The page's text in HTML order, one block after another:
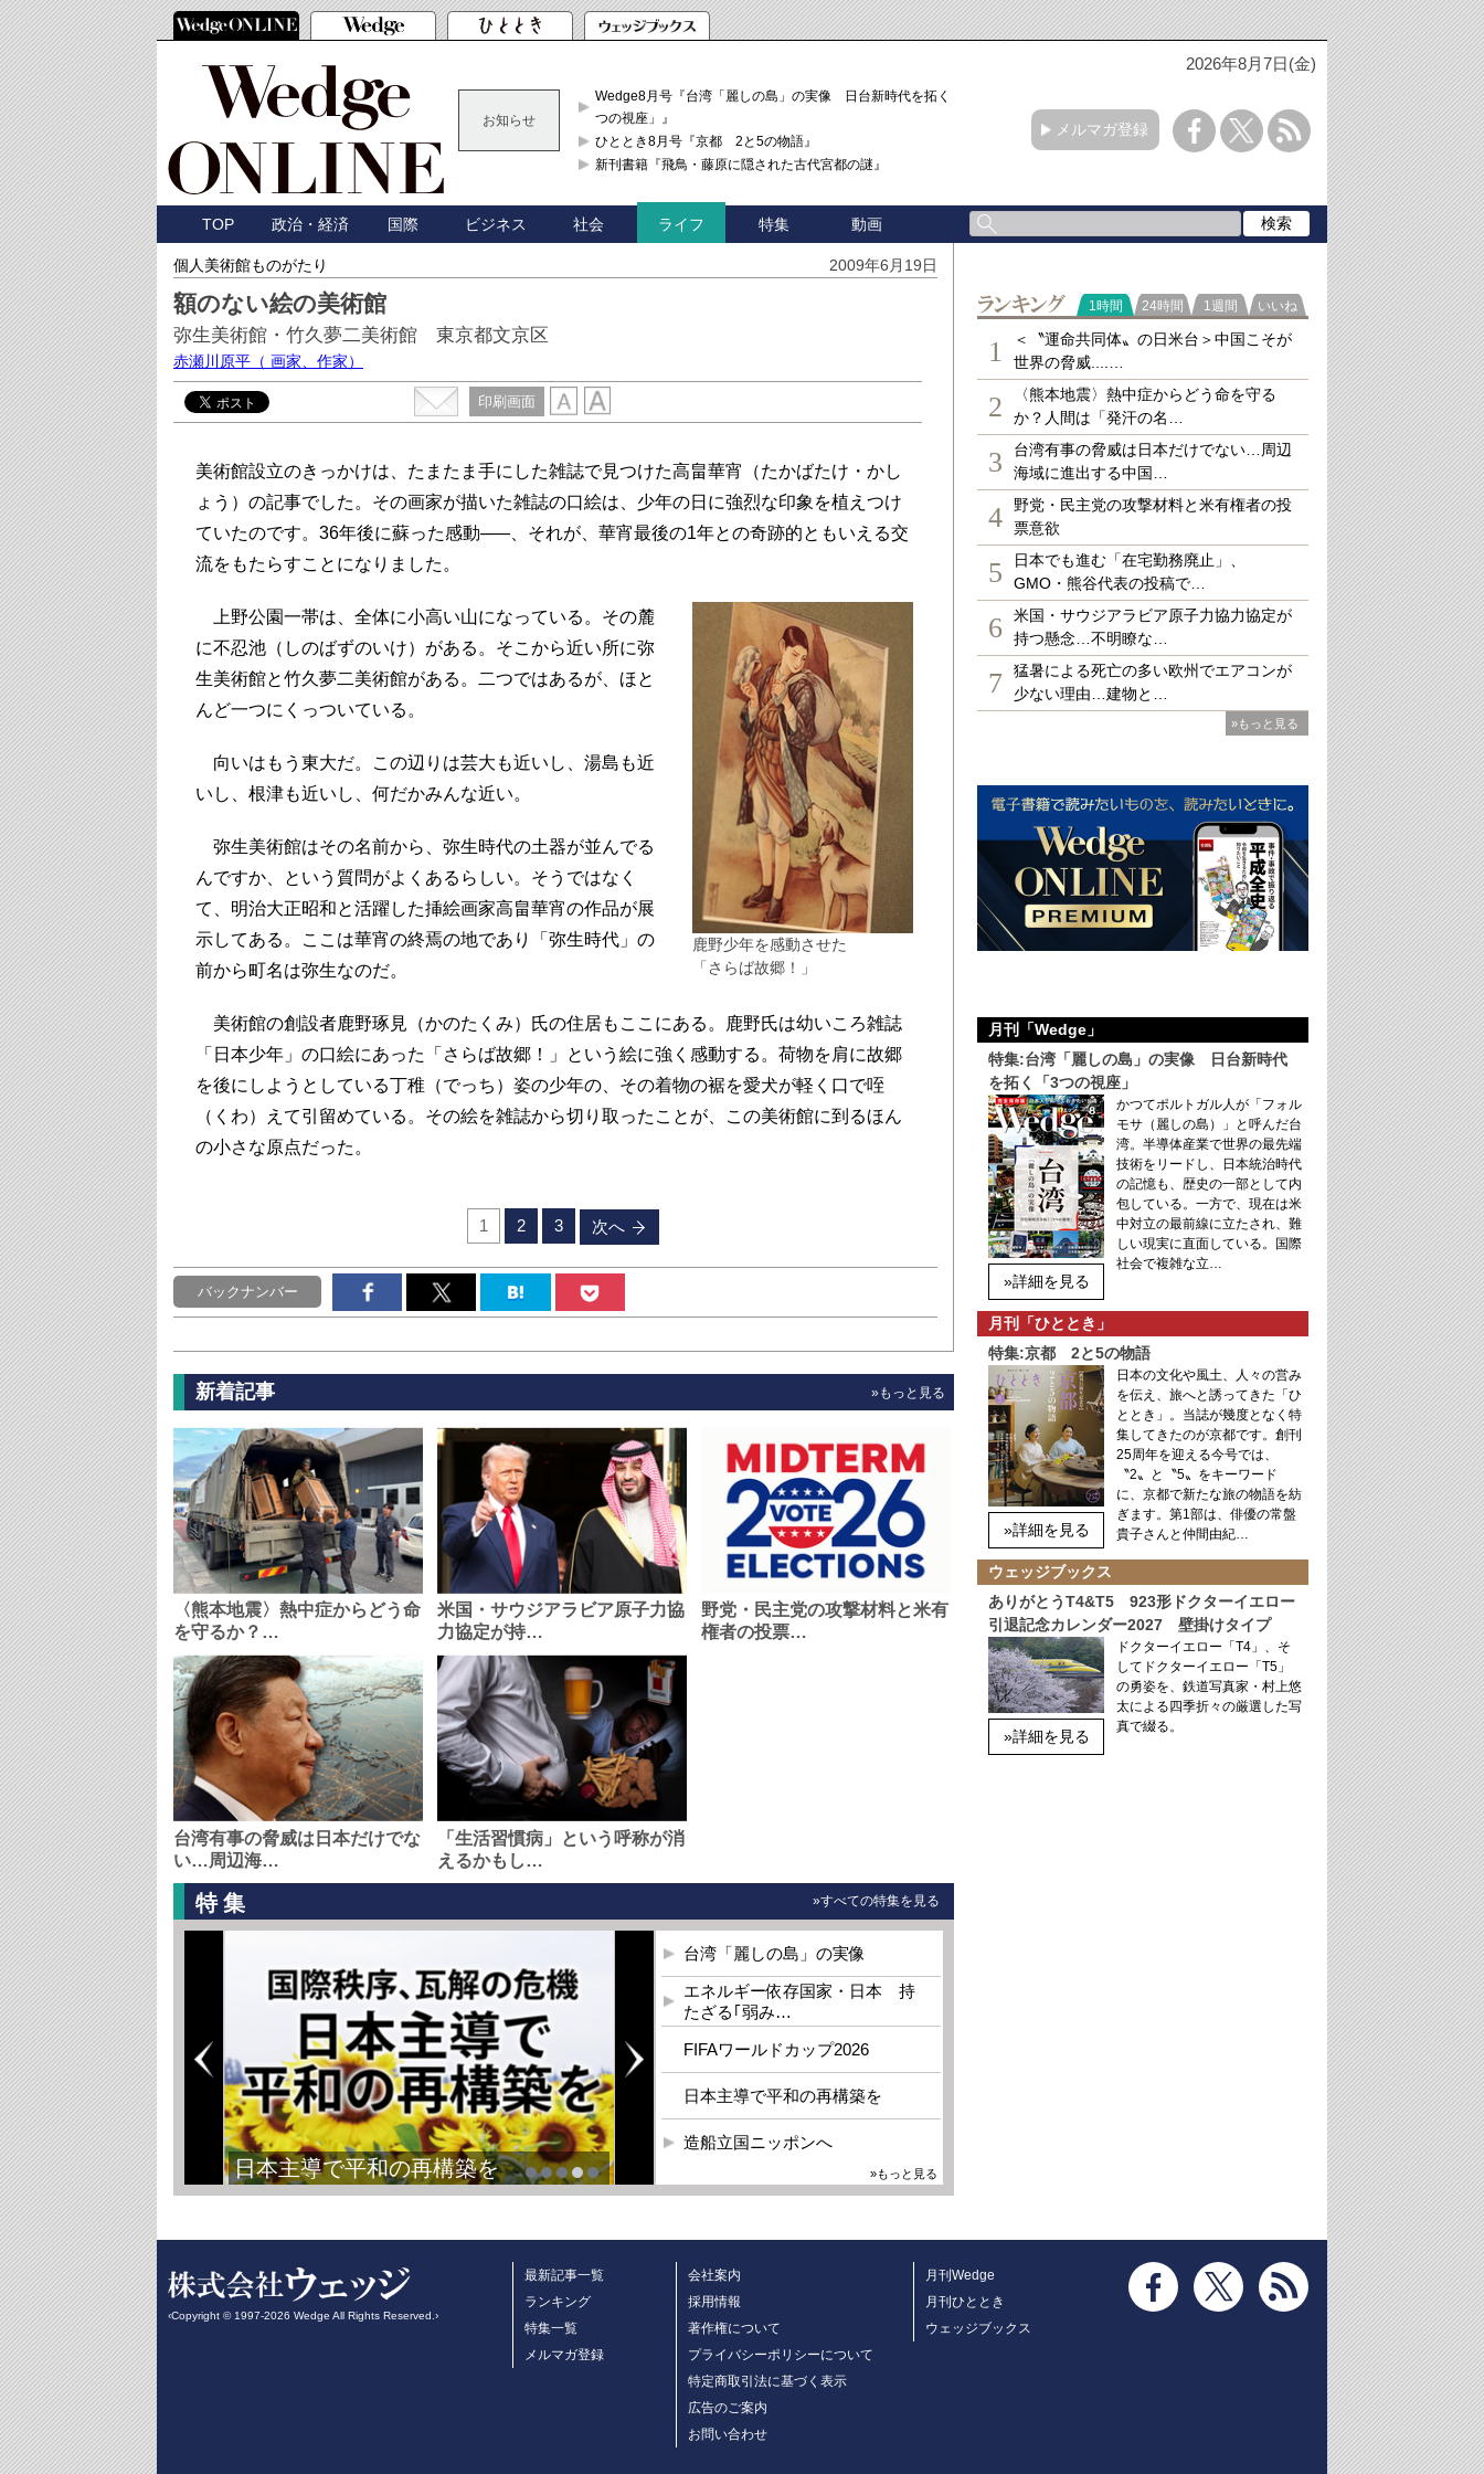
2026年8月7日(金)
お知らせ
Wedge8月号『台湾「麗しの島」の実像 日台新時代を拓く「3
つの視座」』
ひととき8月号『京都 2と5の物語』
新刊書籍『飛鳥・藤原に隠された古代宮都の謎』
メルマガ登録
TOP 政治・経済 国際 ビジネス 社会 ライフ 特集 動画
個人美術館ものがたり 2009年6月19日
額のない絵の美術館
弥生美術館・竹久夢二美術館 東京都文京区
赤瀬川原平 （ 画家、作家）
印刷画面
美術館設立のきっかけは、たまたま手にした雑誌で見つけた高畠華宵（たかばたけ・かし
ょう）の記事でした。その画家が描いた雑誌の口絵は、少年の日に強烈な印象を植えつけ
ていたのです。36年後に蘇った感動─―、それが、華宵最後の1年との奇跡的ともいえる交
流をもたらすことになりました。
鹿野少年を感動させた
「さらば故郷！」
上野公園一帯は、全体に小高い山になっている。その麓
に不忍池（しのばずのいけ）がある。そこから近い所に弥
生美術館と竹久夢二美術館がある。二つではあるが、ほと
んど一つにくっついている。
向いはもう東大だ。この辺りは芸大も近いし、湯島も近
いし、根津も近いし、何だかみんな近い。
弥生美術館はその名前から、弥生時代の土器が並んでる
んですか、という質問がよくあるらしい。そうではなく
て、明治大正昭和と活躍した挿絵画家高畠華宵の作品が展
示してある。ここは華宵の終焉の地であり「弥生時代」の
前から町名は弥生なのだ。
美術館の創設者鹿野琢見（かのたくみ）氏の住居もここにある。鹿野氏は幼いころ雑誌
「日本少年」の口絵にあった「さらば故郷！」という絵に強く感動する。荷物を肩に故郷
を後にしようとしている丁稚（でっち）姿の少年の、その着物の裾を愛犬が軽く口で咥
（くわ）えて引留めている。その絵を雑誌から切り取ったことが、この美術館に到るほん
の小さな原点だった。
1 2 3 次へ
バックナンバー
新着記事 »もっと見る
〈熊本地震〉熱中症からどう命
を守るか？…
米国・サウジアラビア原子力協
力協定が持…
野党・民主党の攻撃材料と米有
権者の投票…
台湾有事の脅威は日本だけでな
い…周辺海…
「生活習慣病」という呼称が消
えるかもし…
特集 »すべての特集を見る
日本主導で平和の再構築を
台湾「麗しの島」の実像
エネルギー依存国家・日本 持
たざる｢弱み…
FIFAワールドカップ2026
日本主導で平和の再構築を
造船立国ニッポンへ
»もっと見る
ランキング
1時間 24時間 1週間 いいね
1
＜〝運命共同体〟の日米台＞中国こそが
世界の脅威....…
2
〈熊本地震〉熱中症からどう命を守る
か？人間は「発汗の名…
3
台湾有事の脅威は日本だけでない…周辺
海域に進出する中国…
4
野党・民主党の攻撃材料と米有権者の投
票意欲
5
日本でも進む「在宅勤務廃止」、
GMO・熊谷代表の投稿で…
6
米国・サウジアラビア原子力協力協定が
持つ懸念…不明瞭な…
7
猛暑による死亡の多い欧州でエアコンが
少ない理由…建物と…
»もっと見る
月刊「Wedge」
特集:台湾「麗しの島」の実像 日台新時代
を拓く「3つの視座」
»詳細を見る
かつてポルトガル人が「フォル
モサ（麗しの島）」と呼んだ台
湾。半導体産業で世界の最先端
技術をリードし、日本統治時代
の記憶も、歴史の一部として内
包している。一方で、現在は米
中対立の最前線に立たされ、難
しい現実に直面している。国際
社会で複雑な立…
月刊「ひととき」
特集:京都 2と5の物語
»詳細を見る
日本の文化や風土、人々の営み
を伝え、旅へと誘ってきた「ひ
ととき」。当誌が幾度となく特
集してきたのが京都です。創刊
25周年を迎える今号では、
〝2〟と〝5〟をキーワード
に、京都で新たな旅の物語を紡
ぎます。第1部は、俳優の常盤
貴子さんと仲間由紀…
ウェッジブックス
ありがとうT4&T5 923形ドクターイエロー
引退記念カレンダー2027 壁掛けタイプ
»詳細を見る
ドクターイエロー「T4」、そ
してドクターイエロー「T5」
の勇姿を、鉄道写真家・村上悠
太による四季折々の厳選した写
真で綴る。
‹Copyright © 1997-2026 Wedge All Rights Reserved.›
最新記事一覧
ランキング
特集一覧
メルマガ登録
会社案内
採用情報
著作権について
プライバシーポリシーについて
特定商取引法に基づく表示
広告のご案内
お問い合わせ
月刊Wedge
月刊ひととき
ウェッジブックス